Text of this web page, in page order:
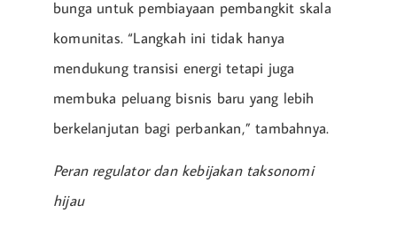
bunga untuk pembiayaan pembangkit skala
komunitas. “Langkah ini tidak hanya
mendukung transisi energi tetapi juga
membuka peluang bisnis baru yang lebih
berkelanjutan bagi perbankan,” tambahnya.
Peran regulator dan kebijakan taksonomi
hijau